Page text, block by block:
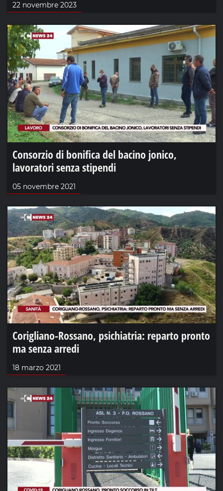
22 novembre 2023
Consorzio di bonifica del bacino jonico,
lavoratori senza stipendi
05 novembre 2021
Corigliano-Rossano, psichiatria: reparto pronto
ma senza arredi
18 marzo 2021